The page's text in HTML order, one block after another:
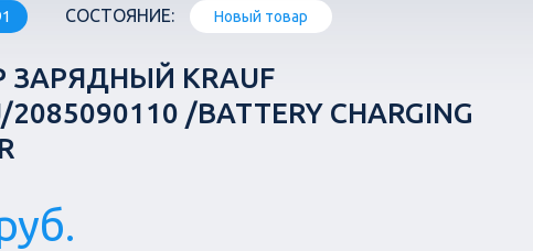
СОСТОЯНИЕ: Новый товар
ЗАРЯДНЫЙ KRAUF
/BATTERY CHARGING